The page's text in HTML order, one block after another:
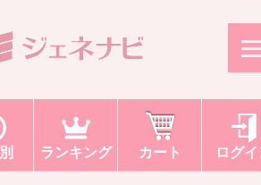
ランキング カート ログ